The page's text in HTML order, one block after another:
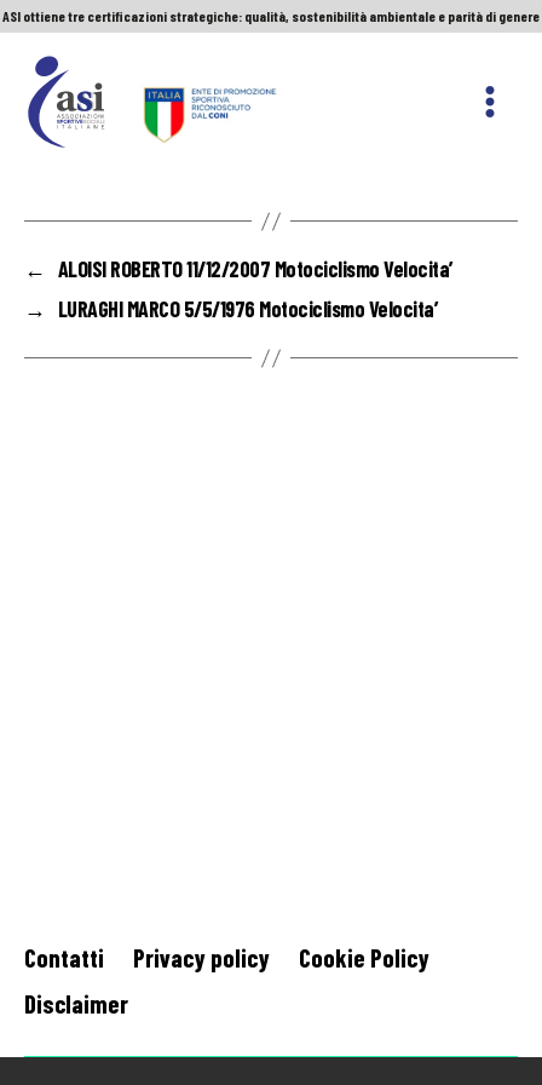
ASI ottiene tre certificazioni strategiche: qualità, sostenibilità ambientale e parità di genere
Premio Sport&Cultura: quando a vincere sono etica e valori
ASI ottiene tre certificazioni strategiche: qualità, sostenibilità ambientale e parità di genere
← ALOISI ROBERTO 11/12/2007 Motociclismo Velocita’
→
LURAGHI MARCO 5/5/1976 Motociclismo Velocita’
Contatti Privacy policy
Cookie Policy
Disclaimer